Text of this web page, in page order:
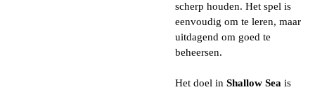
scherp houden. Het spel is
eenvoudig om te leren, maar
uitdagend om goed te
beheersen.
Het doel in Shallow Sea is